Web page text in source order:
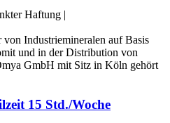
Haftung |
Industriemineralen auf Basis
und in der Distribution von
GmbH mit Sitz in Köln gehört
15 Std./Woche